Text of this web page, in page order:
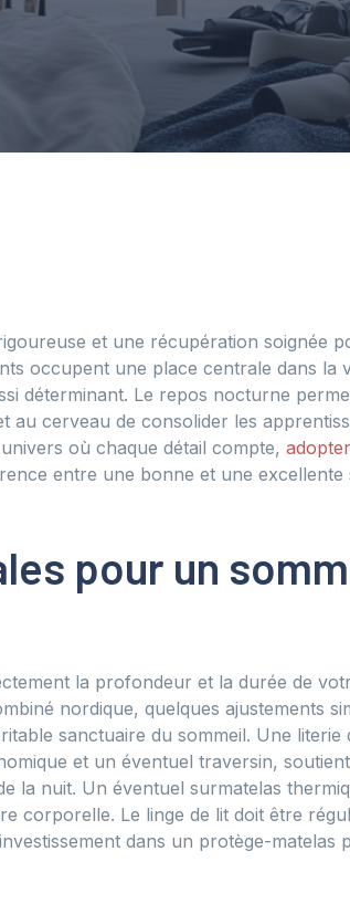
et une récupération soignée
occupent une place centrale dans la
déterminant. Le repos nocturne
cerveau de consolider les
où chaque détail compte,
entre une bonne et une excellente
pour un
la profondeur et la durée de
nordique, quelques ajustements
sanctuaire du sommeil. Une literie
et un éventuel traversin,
la nuit. Un éventuel surmatelas
corporelle. Le linge de lit doit être
dans un protège-matelas